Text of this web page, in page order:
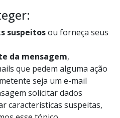
suspeitosou forneça seus
da mensagem,
que pedem alguma ação
seja um e-mail
solicitar dados
características suspeitas,